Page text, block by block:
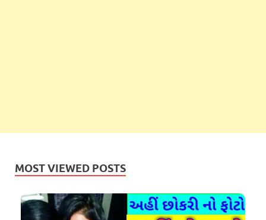
MOST VIEWED POSTS